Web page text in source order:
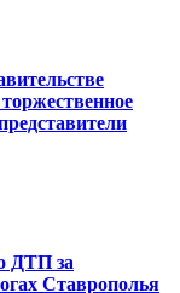
ДТП за
Ставрополья